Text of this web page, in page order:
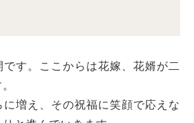
す。ここからは花嫁、花婿が二
増え、その祝福に笑顔で応えな